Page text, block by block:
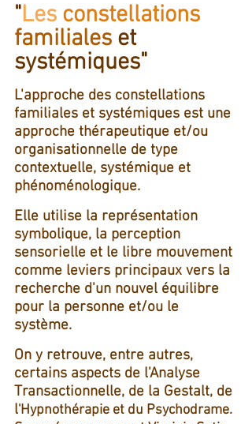
"Les constellations
familiales et
systémiques"
L'approche des constellations
familiales et systémiques est une
approche thérapeutique et/ou
organisationnelle de type
contextuelle, systémique et
phénoménologique.
Elle utilise la représentation
symbolique, la perception
sensorielle et le libre mouvement
comme leviers principaux vers la
recherche d'un nouvel équilibre
pour la personne et/ou le
système.
On y retrouve, entre autres,
certains aspects de l'Analyse
Transactionnelle, de la Gestalt, de
l'Hypnothérapie et du Psychodrame.